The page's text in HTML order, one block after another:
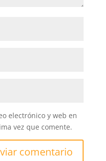
electrónico y web en
vez que comente.